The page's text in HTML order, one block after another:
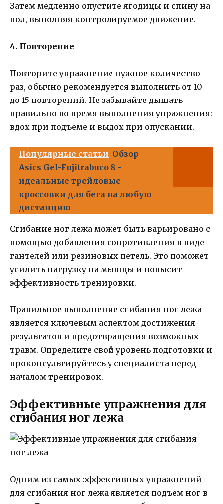
Затем медленно опустите ягодицы и спину на
пол, выполняя контролируемое движение.
4. Повторение
Повторите упражнение нужное количество
раз, обычно рекомендуется выполнить от 10
до 15 повторений. Не забывайте дышать
правильно во время выполнения упражнения:
вдох при подъеме и выдох при опускании.
Популярные статьи Обзор
Asics Gel-Fujitrabuco 8 -
идеальные трейловые
кроссовки для бега на любую
дистанцию
Сгибание ног лежа может быть варьировано с
помощью добавления сопротивления в виде
гантелей или резиновых петель. Это поможет
усилить нагрузку на мышцы и повысит
эффективность тренировки.
Правильное выполнение сгибания ног лежа
является ключевым аспектом достижения
результатов и предотвращения возможных
травм. Определите свой уровень подготовки и
проконсультируйтесь у специалиста перед
началом тренировок.
Эффективные упражнения для
сгибания ног лежа
Одним из самых эффективных упражнений
для сгибания ног лежа является подъем ног в